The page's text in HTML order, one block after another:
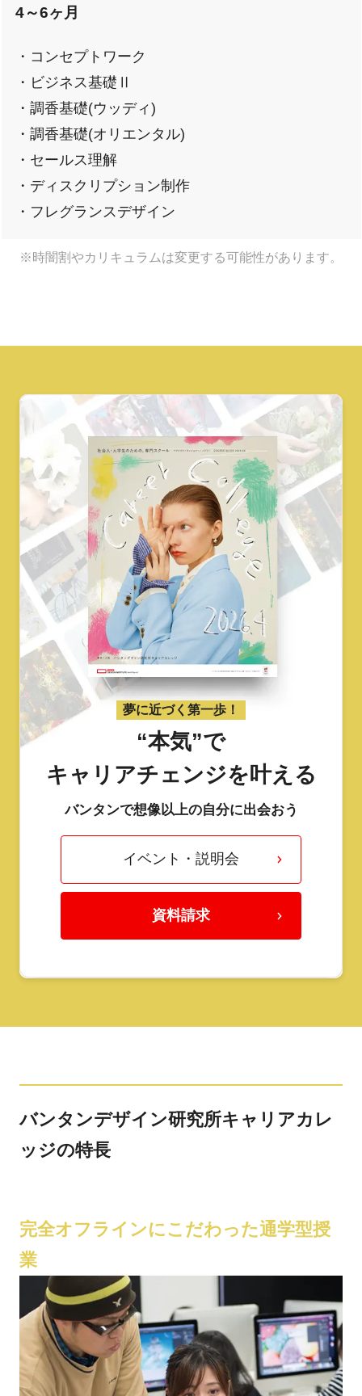
4～6ヶ月
・コンセプトワーク
・ビジネス基礎Ⅱ
・調香基礎(ウッディ)
・調香基礎(オリエンタル)
・セールス理解
・ディスクリプション制作
・フレグランスデザイン
※時闇割やカリキュラムは変更する可能性があります。
夢に近づく第一歩！
“本気”で
キャリアチェンジを叶える
バンタンで想像以上の自分に出会おう
イベント・説明会
資料請求
バンタンデザイン研究所キャリアカレ
ッジの特長
完全オフラインにこだわった通学型授
業